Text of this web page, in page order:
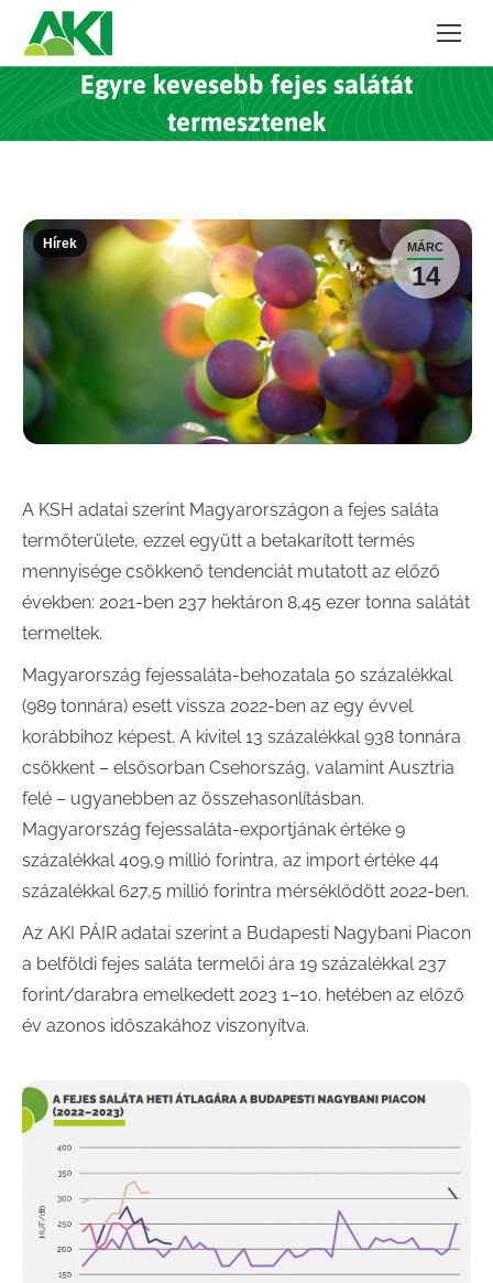
Egyre kevesebb fejes salátát
termesztenek
MÁRC
14
Hírek
A KSH adatai szerint Magyarországon a fejes saláta
termőterülete, ezzel együtt a betakarított termés
mennyisége csökkenő tendenciát mutatott az előző
években: 2021-ben 237 hektáron 8,45 ezer tonna salátát
termeltek.
Magyarország fejessaláta-behozatala 50 százalékkal
(989 tonnára) esett vissza 2022-ben az egy évvel
korábbihoz képest. A kivitel 13 százalékkal 938 tonnára
csökkent – elsősorban Csehország, valamint Ausztria
felé – ugyanebben az összehasonlításban.
Magyarország fejessaláta-exportjának értéke 9
százalékkal 409,9 millió forintra, az import értéke 44
százalékkal 627,5 millió forintra mérséklődött 2022-ben.
Az AKI PÁIR adatai szerint a Budapesti Nagybani Piacon
a belföldi fejes saláta termelői ára 19 százalékkal 237
forint/darabra emelkedett 2023 1–10. hetében az előző
év azonos időszakához viszonyítva.